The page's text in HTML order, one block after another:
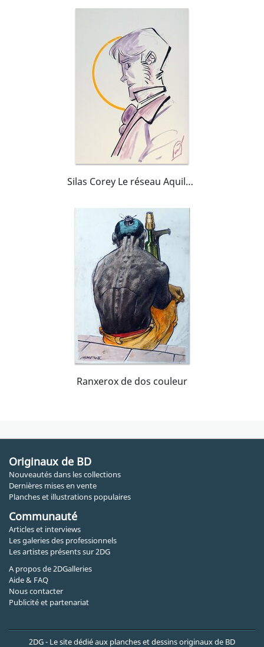
Silas Corey Le réseau Aquila 1 et 2
Ranxerox de dos couleur
Originaux de BD
Nouveautés dans les collections
Dernières mises en vente
Planches et illustrations populaires
Communauté
Articles et interviews
Les galeries des professionnels
Les artistes présents sur 2DG
A propos de 2DGalleries
Aide & FAQ
Nous contacter
Publicité et partenariat
2DG - Le site dédié aux planches et dessins originaux de BD